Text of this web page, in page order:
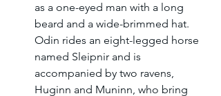
as a one-eyed man with a long
beard and a wide-brimmed hat.
Odin rides an eight-legged horse
named Sleipnir and is
accompanied by two ravens,
Huginn and Muninn, who bring